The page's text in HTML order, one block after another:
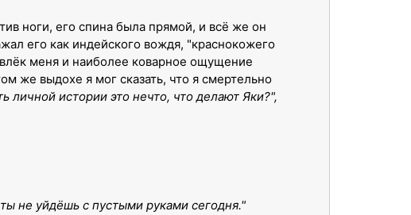
ноги, его спина была прямой, и всё же он
его как индейского вождя, "краснокожего
меня и наиболее коварное ощущение
же выдохе я мог сказать, что я смертельно
личной истории это нечто, что делают Яки?",
не уйдёшь с пустыми руками сегодня."